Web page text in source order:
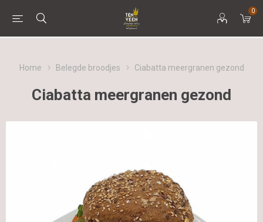
0
Home Belegde broodjes Ciabatta meergranen gezond
Ciabatta meergranen gezond